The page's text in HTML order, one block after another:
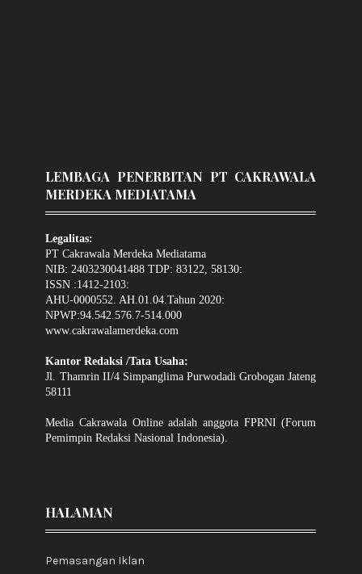
LEMBAGA PENERBITAN PT CAKRAWALA
MERDEKA MEDIATAMA
Legalitas:
PT Cakrawala Merdeka Mediatama
NIB: 2403230041488 TDP: 83122, 58130:
ISSN :1412-2103:
AHU-0000552. AH.01.04.Tahun 2020:
NPWP:94.542.576.7-514.000
www.cakrawalamerdeka.com
Kantor Redaksi /Tata Usaha:
Jl. Thamrin II/4 Simpanglima Purwodadi Grobogan Jateng
58111
Media Cakrawala Online adalah anggota FPRNI (Forum
Pemimpin Redaksi Nasional Indonesia).
HALAMAN
Pemasangan Iklan